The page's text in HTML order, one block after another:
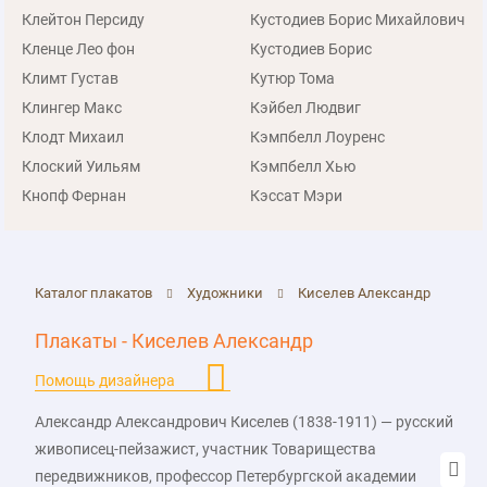
Клейтон Персиду
Кленце Лео фон
Климт Густав
Клингер Макс
Клодт Михаил
Клоский Уильям
Кнопф Фернан
Кустодиев Боpис Михайлович
Кустодиев Борис
Кутюр Тома
Кэйбел Людвиг
Кэмпбелл Лоуренс
Кэмпбелл Хью
Кэссат Мэри
Каталог плакатов Художники Киселев Александр
Плакаты - Киселев Александр
Помощь дизайнера
Александр Александрович Киселев (1838-1911) — русский
живописец-пейзажист, участник Товарищества
передвижников, профессор Петербургской академии